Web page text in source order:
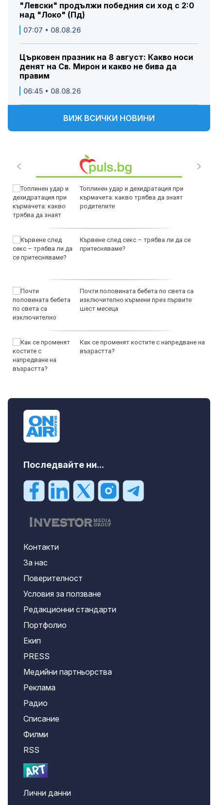
"Левски" продължи победния си ход с 2:0
над "Локо" (Пд)
07:07 • 08.08.26
Църковен празник на 8 август: Какво носи
денят на Св. Мирон и какво не бива да
правим
06:45 • 08.08.26
ВИЖ ВСИЧКИ НОВИНИ
Топлинен удар и дехидратация при
кърмачета: какво трябва да знаят
родителите
Кървене след секс – трябва ли да се
притесняваме?
Почти половината бебета по света са
изключително кърмени през първите
шест месеца
Как се променят костите с напредване на
възрастта?
Последвайте ни...
Контакти
За нас
Поверителност
Условия за ползване
Редакционни стандарти
Портфолио
Екип
PRESS
Медийни партньорства
Реклама
Радио
Списание
Филми
RSS
Лични данни